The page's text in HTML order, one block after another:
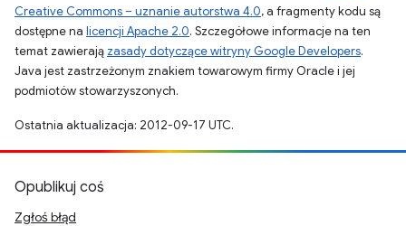
Creative Commons – uznanie autorstwa 4.0, a fragmenty kodu są
dostępne na licencji Apache 2.0. Szczegółowe informacje na ten
temat zawierają zasady dotyczące witryny Google Developers.
Java jest zastrzeżonym znakiem towarowym firmy Oracle i jej
podmiotów stowarzyszonych.
Ostatnia aktualizacja: 2012-09-17 UTC.
Opublikuj coś
Zgłoś błąd